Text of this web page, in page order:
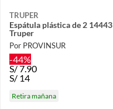
TRUPER
Espátula plástica de 2 14443
Truper
Por PROVINSUR
-44%
S/7.90
S/ 14
Retira mañana